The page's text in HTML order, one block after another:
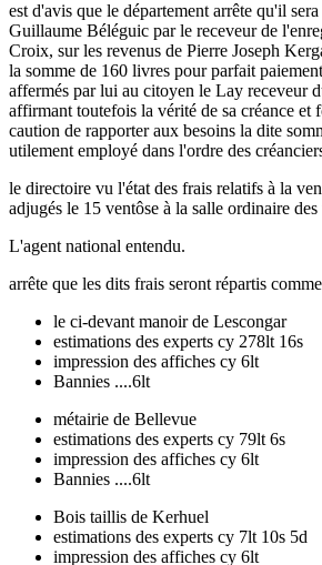
est d'avis que le département arrête qu'il
Guillaume Béléguic par le receveur de
Croix, sur les revenus de Pierre Joseph
la somme de 160 livres pour parfait
affermés par lui au citoyen le Lay receveur
affirmant toutefois la vérité de sa créance et
caution de rapporter aux besoins la dite
utilement employé dans l'ordre des
le directoire vu l'état des frais relatifs à la
adjugés le 15 ventôse à la salle ordinaire des
L'agent national entendu.
arrête que les dits frais seront répartis
le ci-devant manoir de Lescongar
estimations des experts cy 278lt 16s
impression des affiches cy 6lt
Bannies ....6lt
métairie de Bellevue
estimations des experts cy 79lt 6s
impression des affiches cy 6lt
Bannies ....6lt
Bois taillis de Kerhuel
estimations des experts cy 7lt 10s 5d
impression des affiches cy 6lt